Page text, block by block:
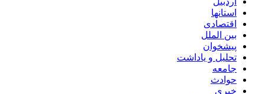
استانها
اقتصادی
بین الملل
پیشخوان
تحلیل و یاداشت
جامعه
حوادث
خبری